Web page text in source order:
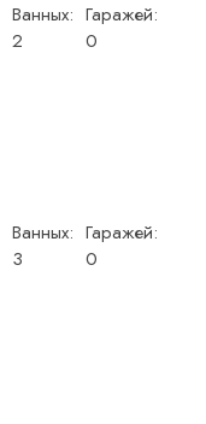
Ванных:
2
Гаражей:
0
Ванных:
3
Гаражей:
0